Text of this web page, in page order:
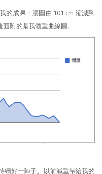
的成果：腰圍由 101 cm 縮減到
附的是我體重曲線圖。
續好一陣子。以前減重帶給我的